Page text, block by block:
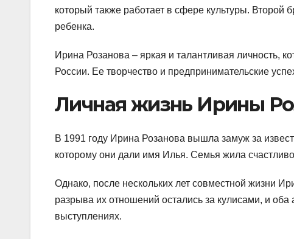
который также работает в сфере культуры.
ребенка.
Ирина Розанова – яркая и талантливая личность,
России. Ее творчество и предпринимательские
Личная жизнь Ирины
В 1991 году Ирина Розанова вышла замуж за
которому они дали имя Илья. Семья жила
Однако, после нескольких лет совместной жизни
разрыва их отношений остались за кулисами, и
выступлениях.